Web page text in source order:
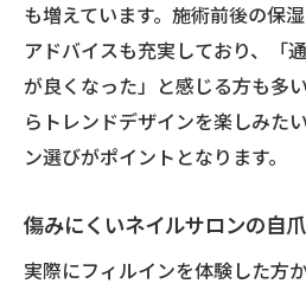
も増えています。施術前後の保
アドバイスも充実しており、「
が良くなった」と感じる方も多
らトレンドデザインを楽しみた
ン選びがポイントとなります。
傷みにくいネイルサロンの自
実際にフィルインを体験した方